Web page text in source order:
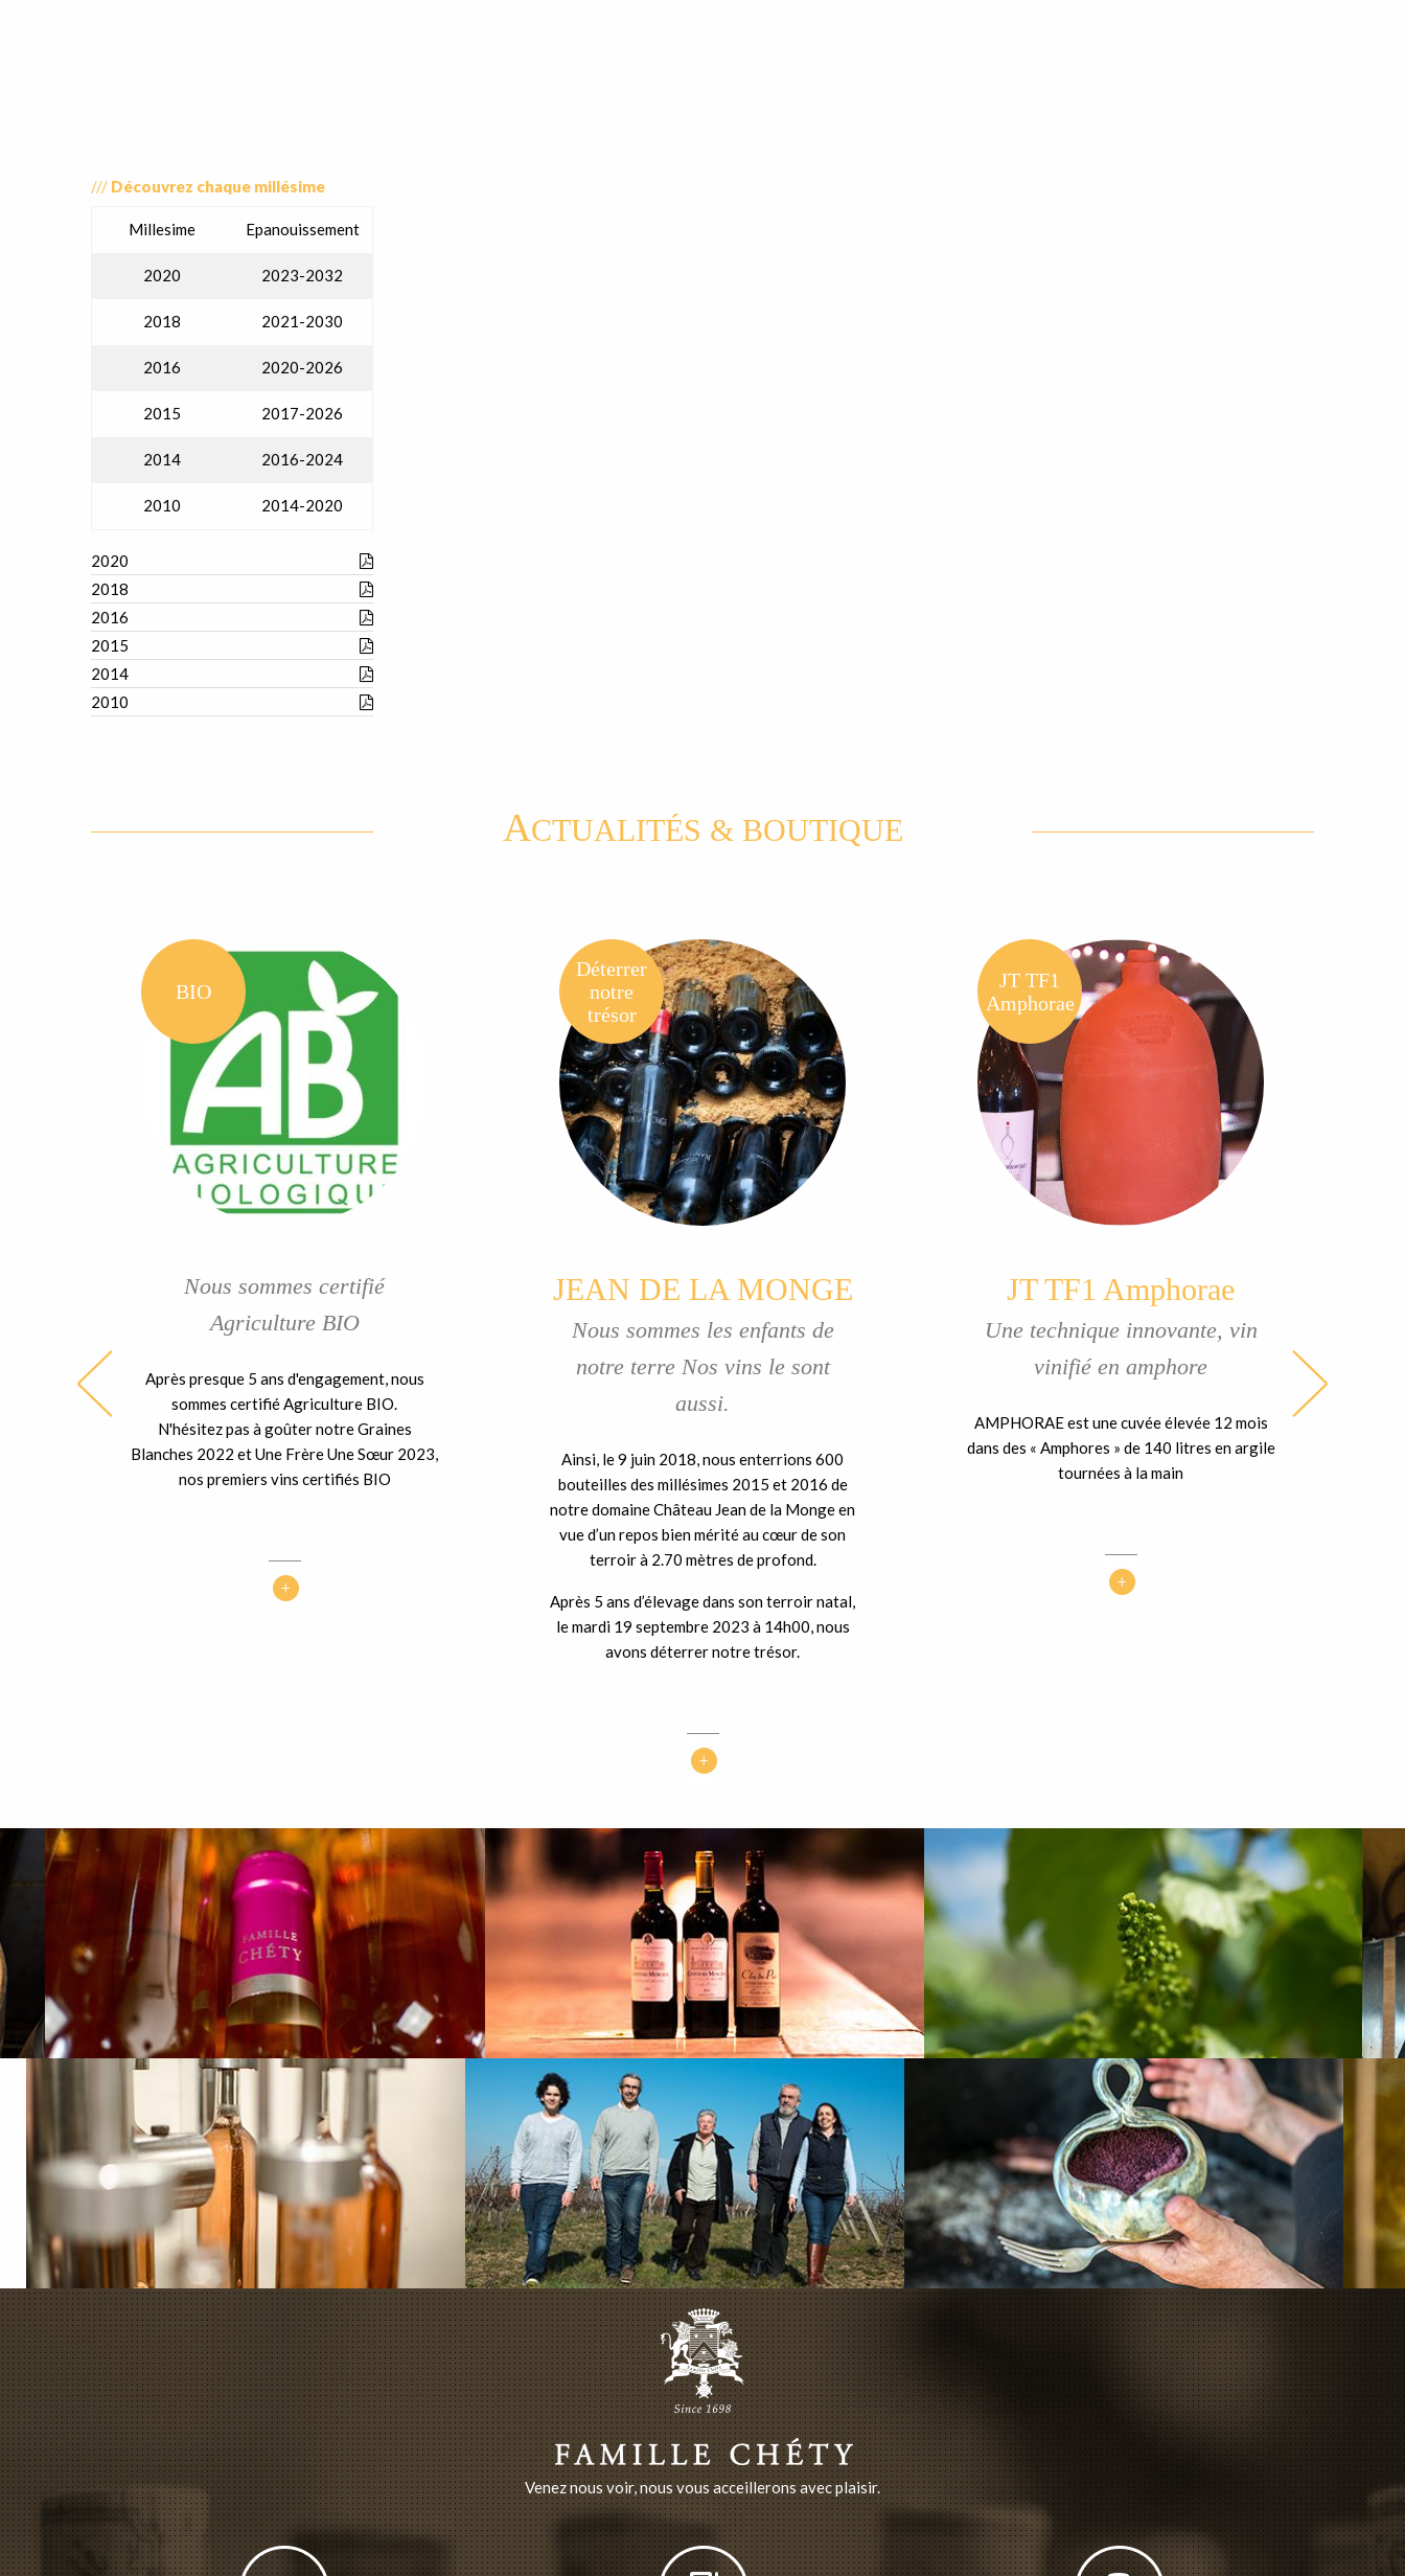
/// Découvrez chaque millésime
Millesime Epanouissement
2020 2023-2032
2018 2021-2030
2016 2020-2026
2015 2017-2026
2014 2016-2024
2010 2014-2020
2020
2018
2016
2015
2014
2010
ACTUALITÉS & BOUTIQUE
BIO
Nous sommes certifié
Agriculture BIO
Après presque 5 ans d'engagement, nous
sommes certifié Agriculture BIO.
N'hésitez pas à goûter notre Graines
Blanches 2022 et Une Frère Une Sœur 2023,
nos premiers vins certifiés BIO
Déterrer
notre
trésor
JEAN DE LA MONGE
Nous sommes les enfants de
notre terre Nos vins le sont
aussi.
Ainsi, le 9 juin 2018, nous enterrions 600
bouteilles des millésimes 2015 et 2016 de
notre domaine Château Jean de la Monge en
vue d’un repos bien mérité au cœur de son
terroir à 2.70 mètres de profond.
Après 5 ans d’élevage dans son terroir natal,
le mardi 19 septembre 2023 à 14h00, nous
avons déterrer notre trésor.
JT TF1
Amphorae
JT TF1 Amphorae
Une technique innovante, vin
vinifié en amphore
AMPHORAE est une cuvée élevée 12 mois
dans des « Amphores » de 140 litres en argile
tournées à la main
Venez nous voir, nous vous acceillerons avec plaisir.